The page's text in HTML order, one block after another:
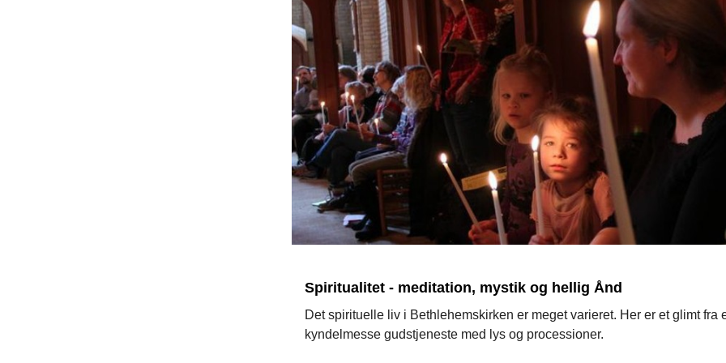
Spiritualitet - meditation, mystik og hellig Ånd
Det spirituelle liv i Bethlehemskirken er meget varieret. Her er et glimt fra
kyndelmesse gudstjeneste med lys og processioner.